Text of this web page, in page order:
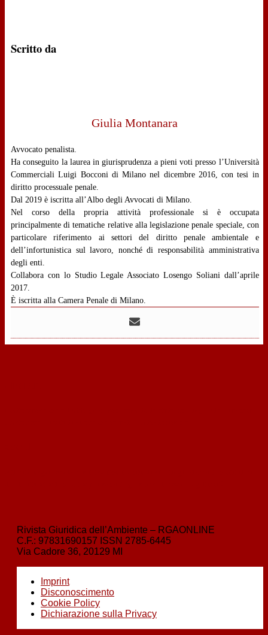
Scritto da
Giulia Montanara
Avvocato penalista.
Ha conseguito la laurea in giurisprudenza a pieni voti presso l’Università
Commerciali Luigi Bocconi di Milano nel dicembre 2016, con tesi in
diritto processuale penale.
Dal 2019 è iscritta all’Albo degli Avvocati di Milano.
Nel corso della propria attività professionale si è occupata
principalmente di tematiche relative alla legislazione penale speciale, con
particolare riferimento ai settori del diritto penale ambientale e
dell’infortunistica sul lavoro, nonché di responsabilità amministrativa
degli enti.
Collabora con lo Studio Legale Associato Losengo Soliani dall’aprile
2017.
È iscritta alla Camera Penale di Milano.
Rivista Giuridica dell’Ambiente – RGAONLINE
C.F.: 97831690157 ISSN 2785-6445
Via Cadore 36, 20129 MI
Imprint
Disconoscimento
Cookie Policy
Dichiarazione sulla Privacy